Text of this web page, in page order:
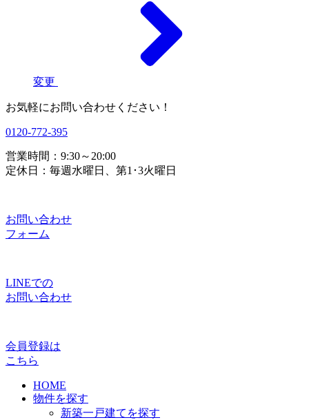
変更
お気軽にお問い合わせください！
0120-772-395
営業時間：9:30～20:00
定休日：毎週水曜日、第1･3火曜日
お問い合わせ
フォーム
LINEでの
お問い合わせ
会員登録は
こちら
HOME
物件を探す
新築一戸建てを探す